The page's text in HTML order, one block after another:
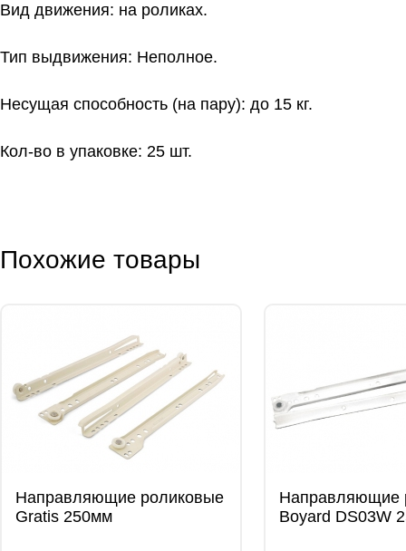
Вид движения: на роликах.
Тип выдвижения: Неполное.
Несущая способность (на пару): до 15 кг.
Кол-во в упаковке: 25 шт.
Похожие товары
Направляющие роликовые
Gratis 250мм
Направляющие
Boyard DS03W